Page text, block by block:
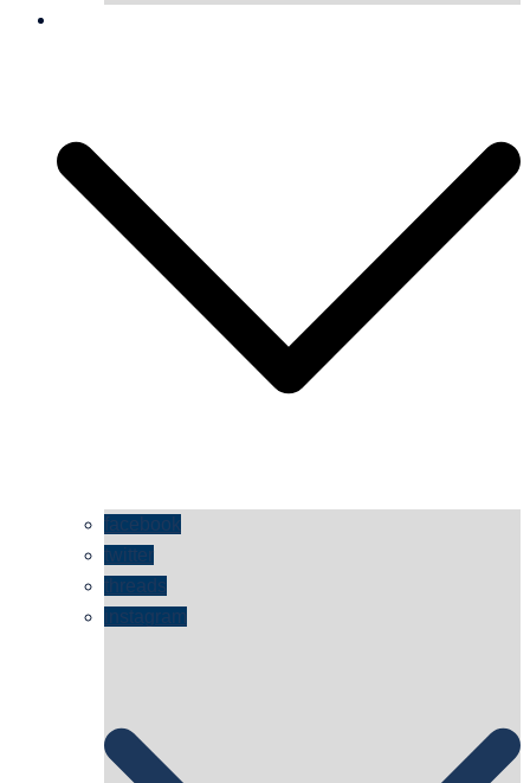
facebook
twitter
threads
instagram